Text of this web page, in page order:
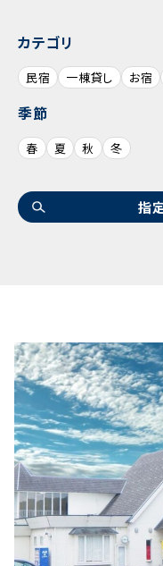
カテゴリ
民宿 一棟貸し お宿
季節
春 夏 秋 冬